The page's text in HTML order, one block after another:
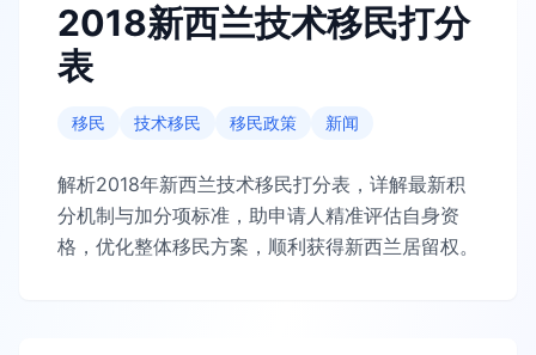
2018新西兰技术移民打分
表
移民 技术移民 移民政策 新闻
解析2018年新西兰技术移民打分表，详解最新积
分机制与加分项标准，助申请人精准评估自身资
格，优化整体移民方案，顺利获得新西兰居留权。